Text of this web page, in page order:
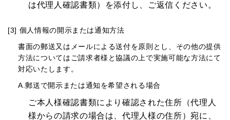
は代理人確認書類）を添付し、ご返信ください。
[3] 個人情報の開示または通知方法
書面の郵送又はメールによる送付を原則とし、その他の提供
方法についてはご請求者様と協議の上で実施可能な方法にて
対応いたします。
A.郵送で開示または通知を希望される場合
ご本人様確認書類により確認された住所（代理人
様からの請求の場合は、代理人様の住所）宛に、